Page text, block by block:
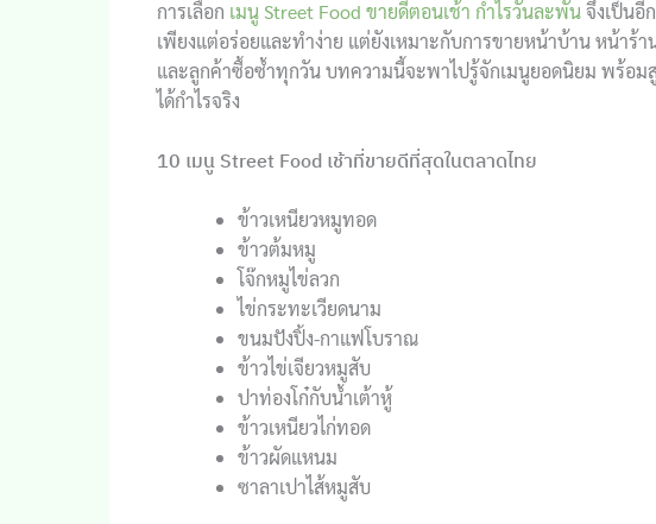
การเลือก เมนู Street Food ขายดีตอนเช้า กำไรวันละพันจึงเป็นอี
เพียงแต่อร่อยและทำง่าย แต่ยังเหมาะกับการขายหน้าบ้าน หน้าร้
และลูกค้าซื้อซ้ำทุกวัน บทความนี้จะพาไปรู้จักเมนูยอดนิยม พร้อม
ได้กำไรจริง
10 เมนู Street Food เช้าที่ขายดีที่สุดในตลาดไทย
ข้าวเหนียวหมูทอด
ข้าวต้มหมู
โจ๊กหมูไข่ลวก
ไข่กระทะเวียดนาม
ขนมปังปิ้ง-กาแฟโบราณ
ข้าวไข่เจียวหมูสับ
ปาท่องโก๋กับน้ำเต้าหู้
ข้าวเหนียวไก่ทอด
ข้าวผัดแหนม
ซาลาเปาไส้หมูสับ